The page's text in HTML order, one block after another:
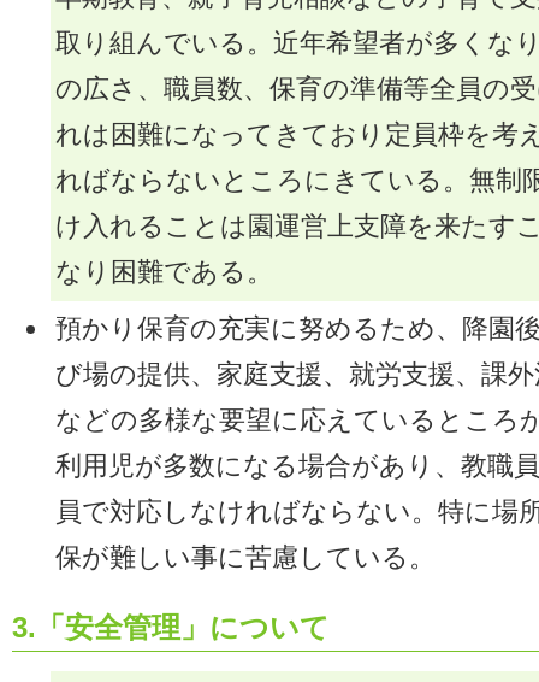
取り組んでいる。近年希望者が多くな
の広さ、職員数、保育の準備等全員の
れは困難になってきており定員枠を考
ればならないところにきている。無制
け入れることは園運営上支障を来たす
なり困難である。
預かり保育の充実に努めるため、降園
び場の提供、家庭支援、就労支援、課
などの多様な要望に応えているところ
利用児が多数になる場合があり、教職
員で対応しなければならない。特に場
保が難しい事に苦慮している。
3.「安全管理」について